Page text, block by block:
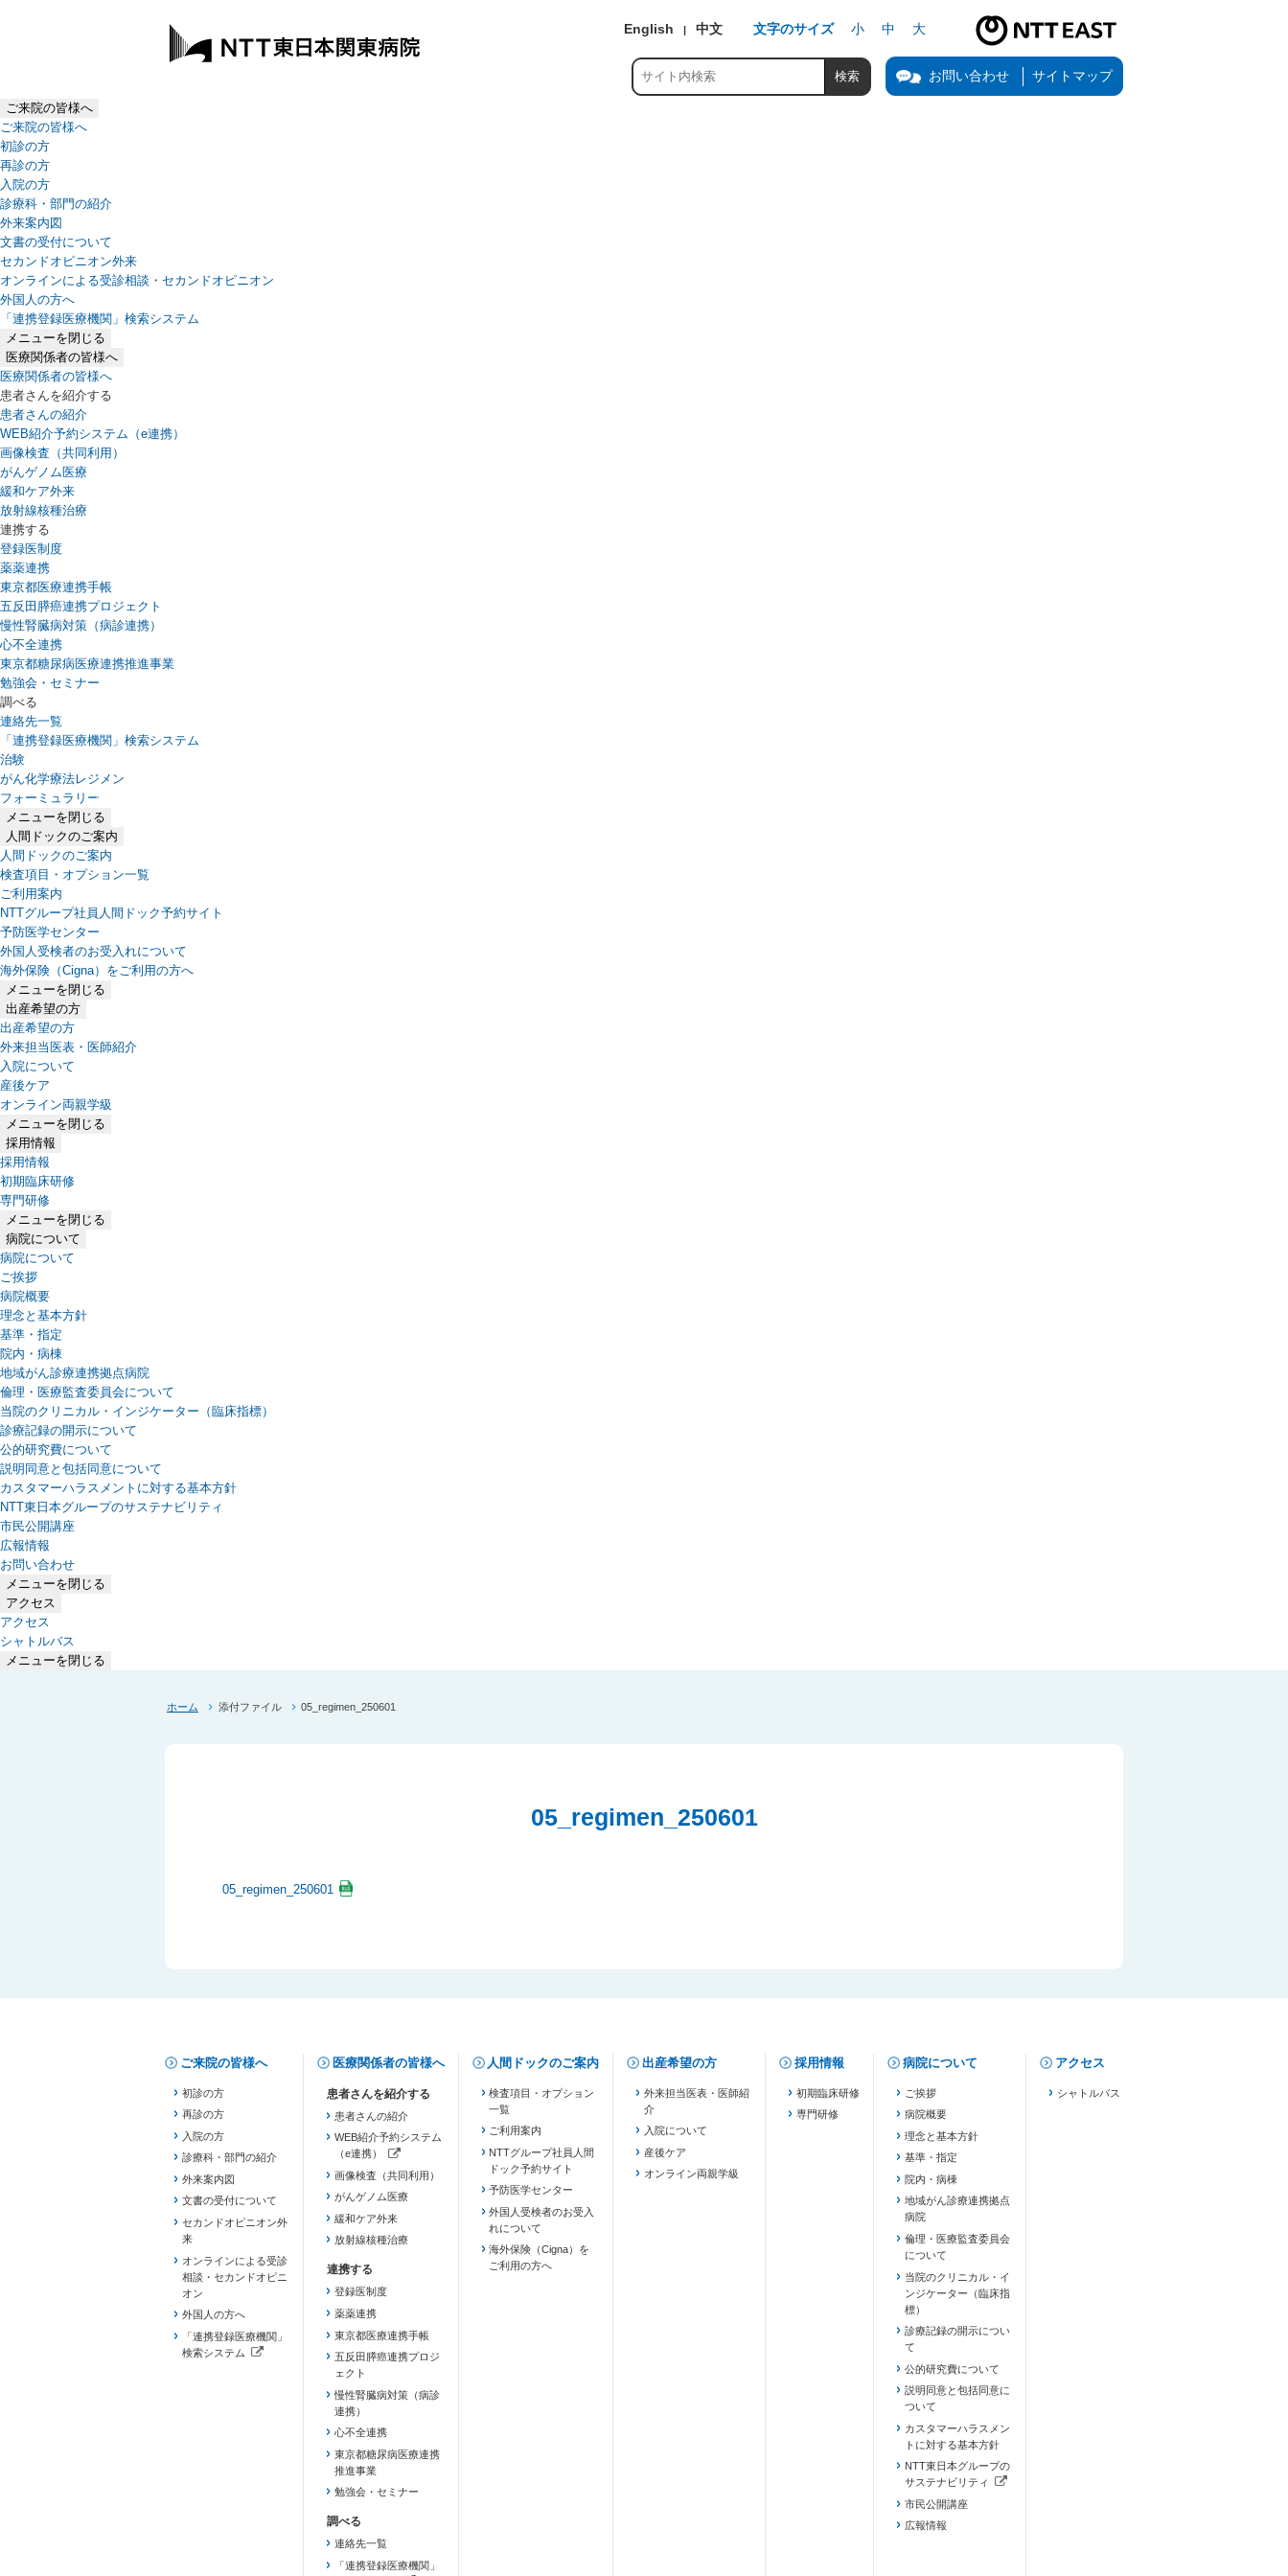
English 中文 文字のサイズ 小 中 大
NTT東日本公式サイト（新しいタブで開きます）
お問い合わせ サイトマップ
ご来院の皆様へ
ご来院の皆様へ
初診の方
再診の方
入院の方
診療科・部門の紹介
外来案内図
文書の受付について
セカンドオピニオン外来
オンラインによる受診相談・セカンドオピニオン
外国人の方へ
「連携登録医療機関」検索システム
（新しいタブで開きます）
メニューを閉じる
医療関係者の皆様へ
医療関係者の皆様へ
患者さんを紹介する
患者さんの紹介
WEB紹介予約システム（e連携）
（新しいタブで開きます）
画像検査（共同利用）
がんゲノム医療
緩和ケア外来
放射線核種治療
連携する
登録医制度
薬薬連携
東京都医療連携手帳
五反田膵癌連携プロジェクト
慢性腎臓病対策（病診連携）
心不全連携
東京都糖尿病医療連携推進事業
勉強会・セミナー
調べる
連絡先一覧
「連携登録医療機関」検索システム
（新しいタブで開きます）
治験
がん化学療法レジメン
フォーミュラリー
（PDFファイル、新しいタブで開きます）
メニューを閉じる
人間ドックのご案内
人間ドックのご案内
検査項目・オプション一覧
ご利用案内
NTTグループ社員人間ドック予約サイト
予防医学センター
外国人受検者のお受入れについて
海外保険（Cigna）をご利用の方へ
メニューを閉じる
出産希望の方
出産希望の方
外来担当医表・医師紹介
入院について
産後ケア
オンライン両親学級
メニューを閉じる
採用情報
採用情報
初期臨床研修
専門研修
メニューを閉じる
病院について
病院について
ご挨拶
病院概要
理念と基本方針
基準・指定
院内・病棟
地域がん診療連携拠点病院
倫理・医療監査委員会について
当院のクリニカル・インジケーター（臨床指標）
診療記録の開示について
公的研究費について
説明同意と包括同意について
カスタマーハラスメントに対する基本方針
NTT東日本グループのサステナビリティ
（新しいタブで開きます）
市民公開講座
広報情報
お問い合わせ
メニューを閉じる
アクセス
アクセス
シャトルバス
メニューを閉じる
ホーム 添付ファイル 05_regimen_250601
05_regimen_250601
05_regimen_250601
ご来院の皆様へ
初診の方
再診の方
入院の方
診療科・部門の紹介
外来案内図
文書の受付について
セカンドオピニオン外
来
オンラインによる受診
相談・セカンドオピニ
オン
外国人の方へ
「連携登録医療機関」
検索システム
医療関係者の皆様へ
患者さんの紹介
WEB紹介予約システム
（e連携）
（新しいタブで開きます）
画像検査（共同利用）
がんゲノム医療
緩和ケア外来
放射線核種治療
登録医制度
薬薬連携
東京都医療連携手帳
五反田膵癌連携プロジ
ェクト
慢性腎臓病対策（病診
連携）
心不全連携
東京都糖尿病医療連携
推進事業
勉強会・セミナー
連絡先一覧
「連携登録医療機関」
人間ドックのご案内
検査項目・オプション
一覧
ご利用案内
NTTグループ社員人間
ドック予約サイト
予防医学センター
外国人受検者のお受入
れについて
海外保険（Cigna）を
ご利用の方へ
出産希望の方
外来担当医表・医師紹
介
入院について
産後ケア
オンライン両親学級
採用情報
初期臨床研修
専門研修
病院について
ご挨拶
病院概要
理念と基本方針
基準・指定
院内・病棟
地域がん診療連携拠点
病院
倫理・医療監査委員会
について
当院のクリニカル・イ
ンジケーター（臨床指
標）
診療記録の開示につい
て
公的研究費について
説明同意と包括同意に
ついて
カスタマーハラスメン
トに対する基本方針
NTT東日本グループの
サステナビリティ
（新しいタブで開きます）
市民公開講座
広報情報
アクセス
シャトルバス